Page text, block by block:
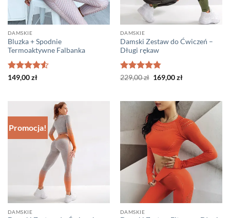
DAMSKIE
Bluzka + Spodnie
Termoaktywne Falbanka
Oceniono
149,00zł
DAMSKIE
Damski Zestaw do Ćwiczeń –
Długi rękaw
Oceniono
229,00zł Pierwotna
cena
169,00złAktualna
Promocja!
DAMSKIE DAMSKIE